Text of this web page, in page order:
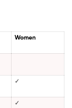
Women
✓
✓